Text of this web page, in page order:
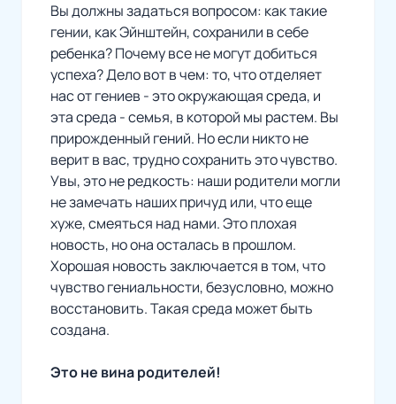
Вы должны задаться вопросом: как такие
гении, как Эйнштейн, сохранили в себе
ребенка? Почему все не могут добиться
успеха? Дело вот в чем: то, что отделяет
нас от гениев - это окружающая среда, и
эта среда - семья, в которой мы растем. Вы
прирожденный гений. Но если никто не
верит в вас, трудно сохранить это чувство.
Увы, это не редкость: наши родители могли
не замечать наших причуд или, что еще
хуже, смеяться над нами. Это плохая
новость, но она осталась в прошлом.
Хорошая новость заключается в том, что
чувство гениальности, безусловно, можно
восстановить. Такая среда может быть
создана.
Это не вина родителей!